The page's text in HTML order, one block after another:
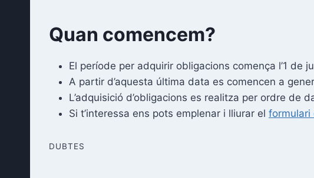
Quan comencem?
El període per adquirir obligacions comença l’1 de
A partir d’aquesta última data es comencen a
L’adquisició d’obligacions es realitza per ordre de
Si t’interessa ens pots emplenar i lliurar el formulari
DUBTES